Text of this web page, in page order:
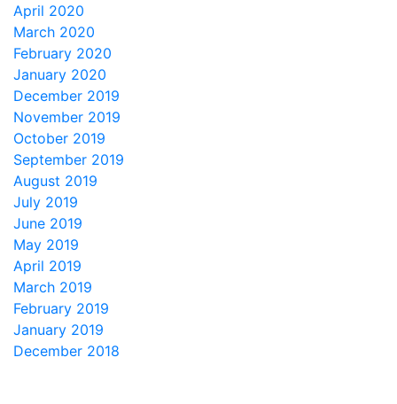
April 2020
March 2020
February 2020
January 2020
December 2019
November 2019
October 2019
September 2019
August 2019
July 2019
June 2019
May 2019
April 2019
March 2019
February 2019
January 2019
December 2018